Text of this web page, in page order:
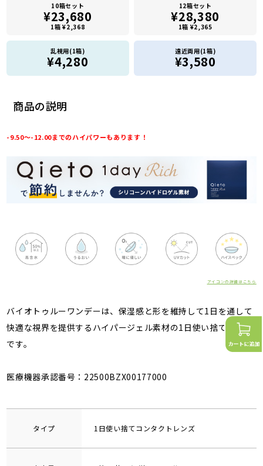
商品の説明
-9.50～-12.00までのハイパワーもあります！
アイコンの詳細はこちら
バイオトゥルーワンデーは、保湿感と形を維持して1日を通して
快適な視界を提供するハイパージェル素材の1日使い捨てレンズ
です。
医療機器承認番号：22500BZX00177000
タイプ 1日使い捨てコンタクトレンズ
10箱セット
¥23,680
1箱 ¥2,368
12箱セット
¥28,380
1箱 ¥2,365
乱視用(1箱)
¥4,280
遠近両用(1箱)
¥3,580